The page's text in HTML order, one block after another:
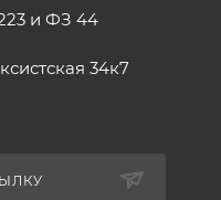
и ФЗ 44
34к7